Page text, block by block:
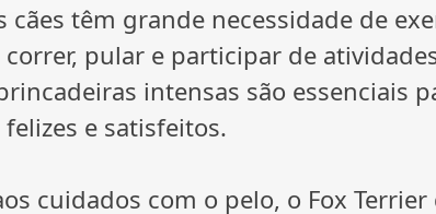
cães têm grande necessidade de
correr, pular e participar de
intensas são essenciais
e satisfeitos.
cuidados com o pelo, o Fox